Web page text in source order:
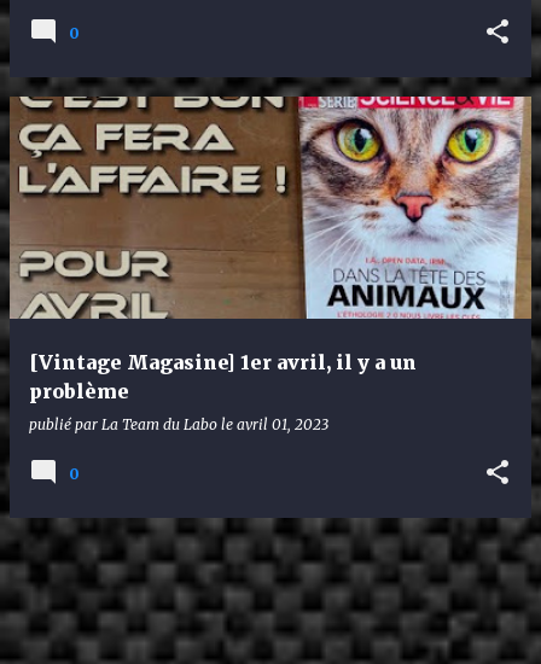
0
[Vintage Magasine] 1er avril, il y a un
problème
publié par La Team du Labo le avril 01, 2023
0